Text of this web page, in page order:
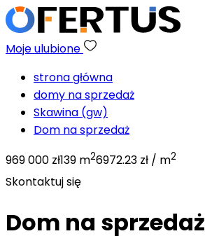
Moje ulubione
strona główna
domy na sprzedaż
Skawina (gw)
Dom na sprzedaż
969 000 zł139 m26972.23 zł / m2
Skontaktuj się
Dom na sprzedaż